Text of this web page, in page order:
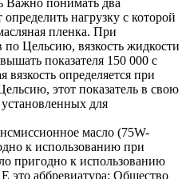
Важно понимать два
нагрузку с которой
пленка. При
по Цельсию, вязкость жидкости
показателя 150 000 с
вязкость определяется при
этот показатель в свою
для
масло (75W-
к использованию при
пригодно к использованию
это аббревиатура: Общество